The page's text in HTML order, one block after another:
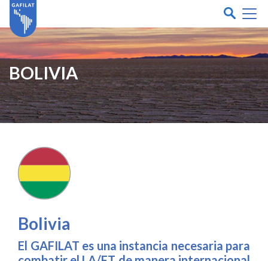
BOLIVIA
Bolivia
El GAFILAT es una instancia necesaria para